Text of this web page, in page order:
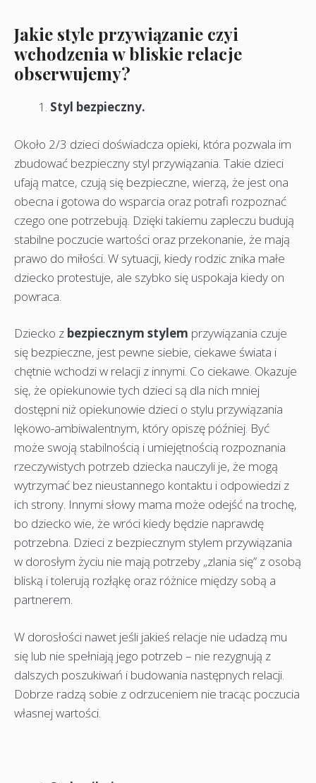
Jakie style przywiązanie czyi
wchodzenia w bliskie relacje
obserwujemy?
Styl bezpieczny.
Około 2/3 dzieci doświadcza opieki, która pozwala im
zbudować bezpieczny styl przywiązania. Takie dzieci
ufają matce, czują się bezpieczne, wierzą, że jest ona
obecna i gotowa do wsparcia oraz potrafi rozpoznać
czego one potrzebują. Dzięki takiemu zapleczu budują
stabilne poczucie wartości oraz przekonanie, że mają
prawo do miłości. W sytuacji, kiedy rodzic znika małe
dziecko protestuje, ale szybko się uspokaja kiedy on
powraca.
Dziecko z bezpiecznym stylem przywiązania czuje
się bezpieczne, jest pewne siebie, ciekawe świata i
chętnie wchodzi w relacji z innymi. Co ciekawe. Okazuje
się, że opiekunowie tych dzieci są dla nich mniej
dostępni niż opiekunowie dzieci o stylu przywiązania
lękowo-ambiwalentnym, który opiszę później. Być
może swoją stabilnością i umiejętnością rozpoznania
rzeczywistych potrzeb dziecka nauczyli je, że mogą
wytrzymać bez nieustannego kontaktu i odpowiedzi z
ich strony. Innymi słowy mama może odejść na trochę,
bo dziecko wie, że wróci kiedy będzie naprawdę
potrzebna. Dzieci z bezpiecznym stylem przywiązania
w dorosłym życiu nie mają potrzeby „zlania się” z osobą
bliską i tolerują rozłąkę oraz różnice między sobą a
partnerem.
W dorosłości nawet jeśli jakieś relacje nie udadzą mu
się lub nie spełniają jego potrzeb – nie rezygnują z
dalszych poszukiwań i budowania następnych relacji.
Dobrze radzą sobie z odrzuceniem nie tracąc poczucia
własnej wartości.